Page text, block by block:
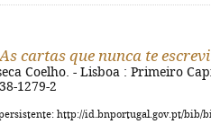
As cartas que nunca te escrevi
Coelho. - Lisboa : Primeiro
1279-2
http://id.bnportugal.gov.pt/bib/